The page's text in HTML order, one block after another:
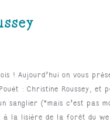
! Aujourd’hui on vous
: Christine Roussey, et
sanglier (*mais c’est pas
à la lisière de la forêt du